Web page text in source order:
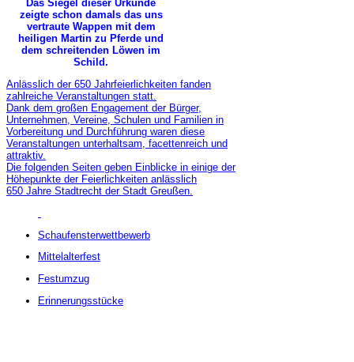
Das Siegel dieser Urkunde
zeigte schon damals das uns
vertraute Wappen mit dem
heiligen Martin zu Pferde und
dem schreitenden Löwen im
Schild.
Anlässlich der 650 Jahrfeierlichkeiten fanden
zahlreiche Veranstaltungen statt.
Dank dem großen Engagement der Bürger,
Unternehmen, Vereine, Schulen und Familien in
Vorbereitung und Durchführung waren diese
Veranstaltungen unterhaltsam, facettenreich und
attraktiv.
Die folgenden Seiten geben Einblicke in einige der
Höhepunkte der Feierlichkeiten anlässlich
650 Jahre Stadtrecht der Stadt Greußen.
Schaufensterwettbewerb
Mittelalterfest
Festumzug
Erinnerungsstücke